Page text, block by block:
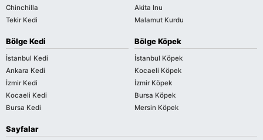
Chinchilla
Tekir Kedi
Akita Inu
Malamut Kurdu
Bölge Kedi
İstanbul Kedi
Ankara Kedi
İzmir Kedi
Kocaeli Kedi
Bursa Kedi
Bölge Köpek
İstanbul Köpek
Kocaeli Köpek
İzmir Köpek
Bursa Köpek
Mersin Köpek
Sayfalar